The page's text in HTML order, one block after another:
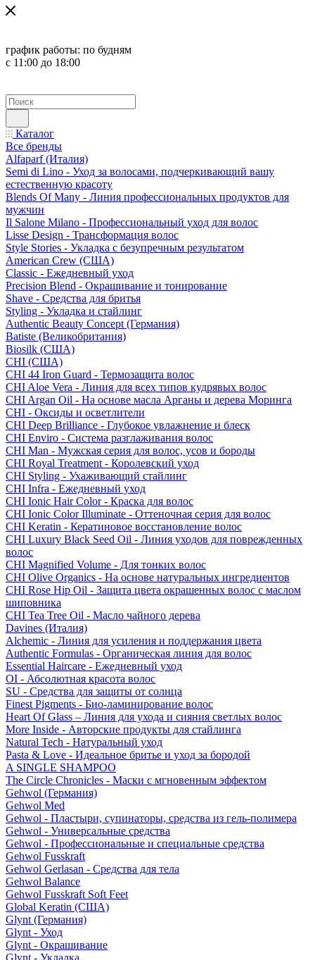
график работы: по будням
с 11:00 до 18:00
Каталог
Все бренды
Alfaparf (Италия)
Semi di Lino - Уход за волосами, подчеркивающий вашу
естественную красоту
Blends Of Many - Линия профессиональных продуктов для
мужчин
Il Salone Milano - Профессиональный уход для волос
Lisse Design - Трансформация волос
Style Stories - Укладка с безупречным результатом
American Crew (США)
Classic - Ежедневный уход
Precision Blend - Окрашивание и тонирование
Shave - Средства для бритья
Styling - Укладка и стайлинг
Authentic Beauty Concept (Германия)
Batiste (Великобритания)
Biosilk (США)
CHI (США)
CHI 44 Iron Guard - Термозащита волос
CHI Aloe Vera - Линия для всех типов кудрявых волос
CHI Argan Oil - На основе масла Арганы и дерева Моринга
CHI - Оксиды и осветлители
CHI Deep Brilliance - Глубокое увлажнение и блеск
CHI Enviro - Система разглаживания волос
CHI Man - Мужская серия для волос, усов и бороды
CHI Royal Treatment - Королевский уход
CHI Styling - Ухаживающий стайлинг
CHI Infra - Ежедневный уход
CHI Ionic Hair Color - Краска для волос
CHI Ionic Color Illuminate - Оттеночная серия для волос
CHI Keratin - Кератиновое восстановление волос
CHI Luxury Black Seed Oil - Линия уходов для поврежденных
волос
CHI Magnified Volume - Для тонких волос
CHI Olive Organics - На основе натуральных ингредиентов
CHI Rose Hip Oil - Защита цвета окрашенных волос с маслом
шиповника
CHI Tea Tree Oil - Масло чайного дерева
Davines (Италия)
Alchemic - Линия для усиления и поддержания цвета
Authentic Formulas - Органическая линия для волос
Essential Haircare - Eжедневный уход
OI - Абсолютная красота волос
SU - Средства для защиты от солнца
Finest Pigments - Био-ламинирование волос
Heart Of Glass – Линия для ухода и сияния светлых волос
More Inside - Авторские продукты для стайлинга
Natural Tech - Натуральный уход
Pasta & Love - Идеальное бритье и уход за бородой
A SINGLE SHAMPOO
The Circle Chronicles - Маски с мгновенным эффектом
Gehwol (Германия)
Gehwol Med
Gehwol - Пластыри, супинаторы, средства из гель-полимера
Gehwol - Универсальные средства
Gehwol - Профессиональные и специальные средства
Gehwol Fusskraft
Gehwol Gerlasan - Средства для тела
Gehwol Balance
Gehwol Fusskraft Soft Feet
Global Keratin (США)
Glynt (Германия)
Glynt - Уход
Glynt - Окрашивание
Glynt - Укладка